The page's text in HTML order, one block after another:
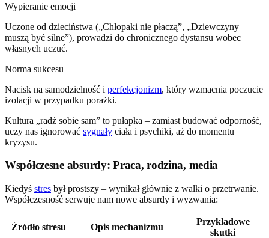
Wypieranie emocji
Uczone od dzieciństwa („Chłopaki nie płaczą”, „Dziewczyny
muszą być silne”), prowadzi do chronicznego dystansu wobec
własnych uczuć.
Norma sukcesu
Nacisk na samodzielność i perfekcjonizm, który wzmacnia poczucie
izolacji w przypadku porażki.
Kultura „radź sobie sam” to pułapka – zamiast budować odporność,
uczy nas ignorować sygnały ciała i psychiki, aż do momentu
kryzysu.
Współczesne absurdy: Praca, rodzina, media
Kiedyś stres był prostszy – wynikał głównie z walki o przetrwanie.
Współczesność serwuje nam nowe absurdy i wyzwania:
Źródło stresu Opis mechanizmu
Przykładowe
skutki